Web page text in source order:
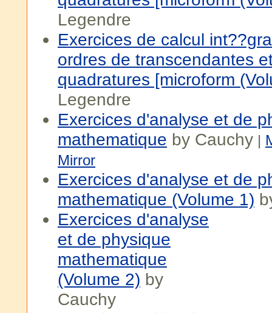
Legendre
Exercices de calcul
ordres de transcendantes
quadratures [microform
Legendre
Exercices d'analyse et de
mathematique by Cauchy |
Mirror
Exercices d'analyse et de
mathematique (Volume 1)
Exercices d'analyse
et de physique
mathematique
(Volume 2) by
Cauchy